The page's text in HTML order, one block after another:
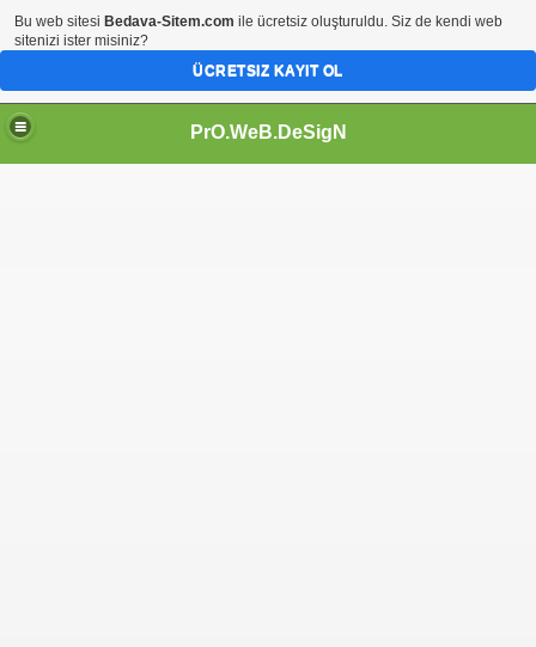
PrO.WeB.DeSigN
Bu web sitesi Bedava-Sitem.com ile ücretsiz oluşturuldu. Siz de kendi web
sitenizi ister misiniz?
ÜCRETSIZ KAYIT OL